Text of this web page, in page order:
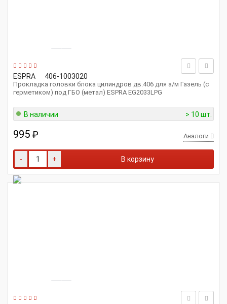
ESPRA 406-1003020
Прокладка головки блока цилиндров дв.406 для а/м Газель (с
герметиком) под ГБО (метал) ESPRA EG2033LPG
В наличии > 10 шт.
995 ₽ Аналоги
- + В корзину